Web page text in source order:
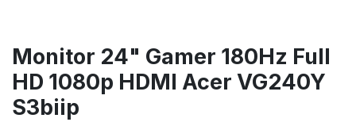
Monitor 24" Gamer 180Hz Full
HD 1080p HDMI Acer VG240Y
S3biip